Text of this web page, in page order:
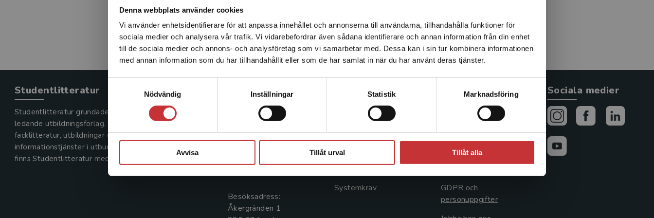
Denna webbplats använder cookies
Vi använder enhetsidentifierare för att anpassa innehållet och annonserna till användarna, tillhandahålla funktioner för
sociala medier och analysera vår trafik. Vi vidarebefordrar även sådana identifierare och annan information från din enhet
till de sociala medier och annons- och analysföretag som vi samarbetar med. Dessa kan i sin tur kombinera informationen
med annan information som du har tillhandahållit eller som de har samlat in när du har använt deras tjänster.
Nödvändig
Inställningar Statistik Marknadsföring
Avvisa Tillåt urval Tillåt alla
Det verkar som att du besöker studentlitteratur.se via en
enhet utanför Sverige. Vi erbjuder inte leveranser utanför
Sverige. För att kunna slutföra ett köp måste
leveransadressen vara i Sverige.Läs mer
Studentlitteratur
Studentlitteratur grundades 1963 och är idag Sveriges
ledande utbildningsförlag. Med läromedel, kurslitteratur,
facklitteratur, utbildningar och digitala
informationstjänster i utbudet,
finns Studentlitteratur med längs hela kunskapsresan.
Kontakta oss
Kontakta oss
046-31 20 00
Box 141
221 00 Lund
Besöksadress:
Åkergränden 1
Kundservice
Kontakta kundservice
046-31 21 00
Frågor och svar
Systemkrav
Allmänna länkar
Avtal och rättigheter
Cookies
GDPR och
personuppgifter
Sociala medier